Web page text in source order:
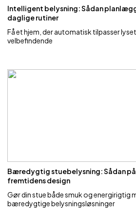
Intelligent belysning: Sådan
daglige rutiner
Få et hjem, der automatisk tilpasser
velbefindende
Bæredygtig stuebelysning: Sådan
fremtidens design
Gør din stue både smuk og energirigtig
bæredygtige belysningsløsninger